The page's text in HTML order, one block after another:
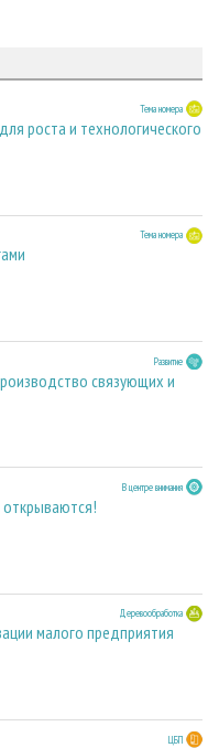
Тема номера
роста и технологического
Тема номера
Развитие
связующих и
В центре внимания
Деревообработка
малого предприятия
ЦБП